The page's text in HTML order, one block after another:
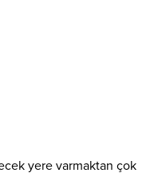
yere varmaktan çok